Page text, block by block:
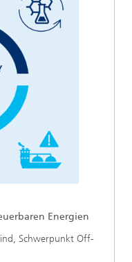
Energien
Schwerpunkt Off-